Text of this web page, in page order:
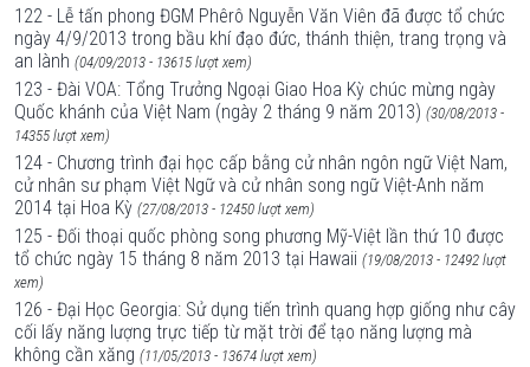
122 - Lễ tấn phong ĐGM Phêrô Nguyễn Văn Viên đã được tổ chức
ngày 4/9/2013 trong bầu khí đạo đức, thánh thiện, trang trọng và
an lành (04/09/2013 - 13615 lượt xem)
123 - Đài VOA: Tổng Trưởng Ngoại Giao Hoa Kỳ chúc mừng ngày
Quốc khánh của Việt Nam (ngày 2 tháng 9 năm 2013) (30/08/2013 -
14355 lượt xem)
124 - Chương trình đại học cấp bằng cử nhân ngôn ngữ Việt Nam,
cử nhân sư phạm Việt Ngữ và cử nhân song ngữ Việt-Anh năm
2014 tại Hoa Kỳ (27/08/2013 - 12450 lượt xem)
125 - Đối thoại quốc phòng song phương Mỹ-Việt lần thứ 10 được
tổ chức ngày 15 tháng 8 năm 2013 tại Hawaii (19/08/2013 - 12492 lượt
xem)
126 - Đại Học Georgia: Sử dụng tiến trình quang hợp giống như cây
cối lấy năng lượng trực tiếp từ mặt trời để tạo năng lượng mà
không cần xăng (11/05/2013 - 13674 lượt xem)